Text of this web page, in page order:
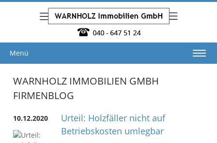
Menü
WARNHOLZ IMMOBILIEN GMBH
FIRMENBLOG
10.12.2020
Urteil: Holzfäller nicht auf
Betriebskosten umlegbar